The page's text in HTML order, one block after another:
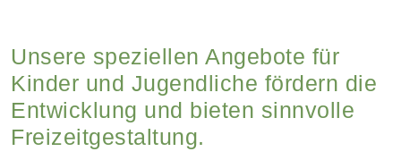
Unsere speziellen Angebote für
Kinder und Jugendliche fördern die
Entwicklung und bieten sinnvolle
Freizeitgestaltung.